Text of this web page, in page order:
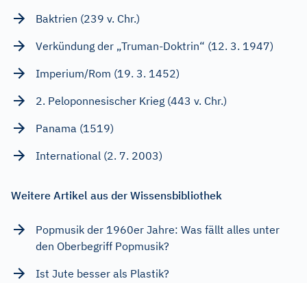
Baktrien (239 v. Chr.)
Verkündung der „Truman-Doktrin“ (12. 3. 1947)
Imperium/Rom (19. 3. 1452)
2. Peloponnesischer Krieg (443 v. Chr.)
Panama (1519)
International (2. 7. 2003)
Weitere Artikel aus der Wissensbibliothek
Popmusik der 1960er Jahre: Was fällt alles unter
den Oberbegriff Popmusik?
Ist Jute besser als Plastik?